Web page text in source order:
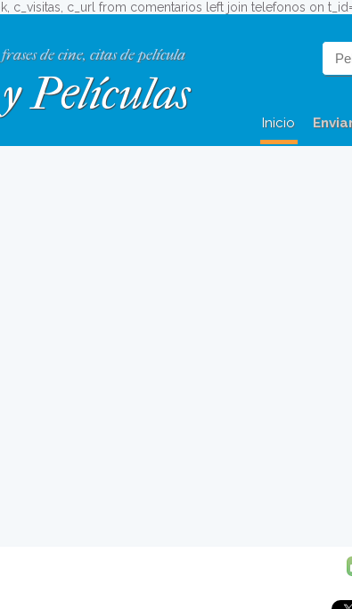
c_visitas, c_url from comentarios left join telefonos on
de cine, citas de película
Películas
Inicio